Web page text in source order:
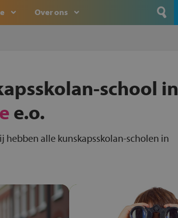
Over ons
school in
e.o.
hebben alle kunskapsskolan-scholen in